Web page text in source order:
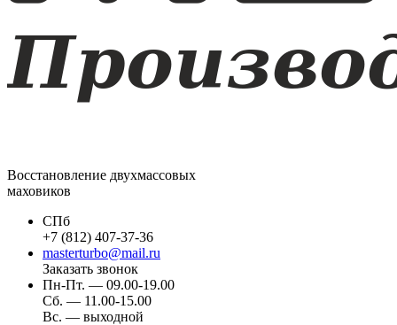
Восстановление двухмассовых
маховиков
СПб
+7 (812) 407-37-36
masterturbo@mail.ru
Заказать звонок
Пн-Пт. — 09.00-19.00
Сб. — 11.00-15.00
Вс. — выходной